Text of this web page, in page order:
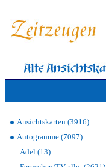
Ansichtskarten (3916)
Autogramme (7097)
Adel (13)